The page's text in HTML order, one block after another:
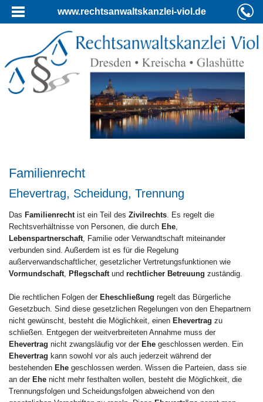
www.rechtsanwaltskanzlei-viol.de
Familienrecht
Ehevertrag, Scheidung, Trennung
Das Familienrecht ist ein Teil des Zivilrechts . Es regelt die
Rechtsverhältnisse von Personen, die durch Ehe
Lebenspartnerschaft , Familie oder Verwandtschaft miteinander
verbunden sind. Außerdem ist es für die Regelung
außerverwandschaftlicher, gesetzlicher Vertretungsfunktionen wie
Vormundschaft Pflegschaft und rechtlicher Betreuung zuständig.
Die rechtlichen Folgen der Eheschließung regelt das Bürgerliche
Gesetzbuch. Sind diese gesetzlichen Regelungen von den Ehepartnern
nicht gewünscht, besteht die Möglichkeit, einen Ehevertrag zu
schließen. Entgegen der weitverbreiteten Annahme muss der
Ehevertrag nicht zwangsläufig vor der Ehe geschlossen werden. Ein
Ehevertrag kann sowohl vor als auch jederzeit während der
bestehenden Ehe geschlossen werden. Wissen die Parteien, dass sie
an der Ehe nicht mehr festhalten wollen, besteht die Möglichkeit, die
Trennungsfolgen und Scheidungsfolgen abweichend von den